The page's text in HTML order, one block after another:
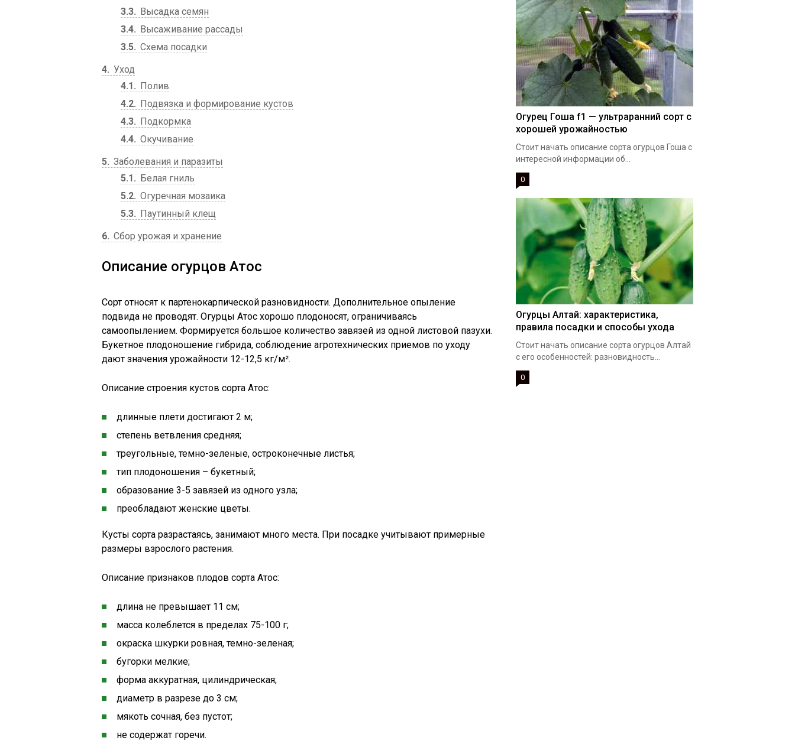
3.3
Высадка семян
3.4
Высаживание рассады
3.5 Схема посадки
4 Уход
4.1
Полив
4.2
Подвязка и формирование кустов
4.3
Подкормка
4.4 Окучивание
5 Заболевания и паразиты
5.1
Белая гниль
5.2 Огуречная мозаика
5.3
Паутинный клещ
6 Сбор урожая и хранение
Описание огурцов Атос
Сорт относят к партенокарпической разновидности. Дополнительное опыление
подвида не проводят. Огурцы Атос хорошо плодоносят, ограничиваясь
самоопылением. Формируется большое количество завязей из одной листовой пазухи.
Букетное плодоношение гибрида, соблюдение агротехнических приемов по уходу
дают значения урожайности 12-12,5 кг/м².
Описание строения кустов сорта Атос:
длинные плети достигают 2 м;
степень ветвления средняя;
треугольные, темно-зеленые, остроконечные листья;
тип плодоношения – букетный;
образование 3-5 завязей из одного узла;
преобладают женские цветы.
Кусты сорта разрастаясь, занимают много места. При посадке учитывают примерные
размеры взрослого растения.
Описание признаков плодов сорта Атос:
длина не превышает 11 см;
масса колеблется в пределах 75-100 г;
окраска шкурки ровная, темно-зеленая;
бугорки мелкие;
форма аккуратная, цилиндрическая;
диаметр в разрезе до 3 см;
мякоть сочная, без пустот;
не содержат горечи.
Огурец Гоша f1 — ультраранний сорт с
хорошей урожайностью
Стоит начать описание сорта огурцов Гоша с
интересной информации об...
0
Огурцы Алтай: характеристика,
правила посадки и способы ухода
Стоит начать описание сорта огурцов Алтай
с его особенностей: разновидность...
0